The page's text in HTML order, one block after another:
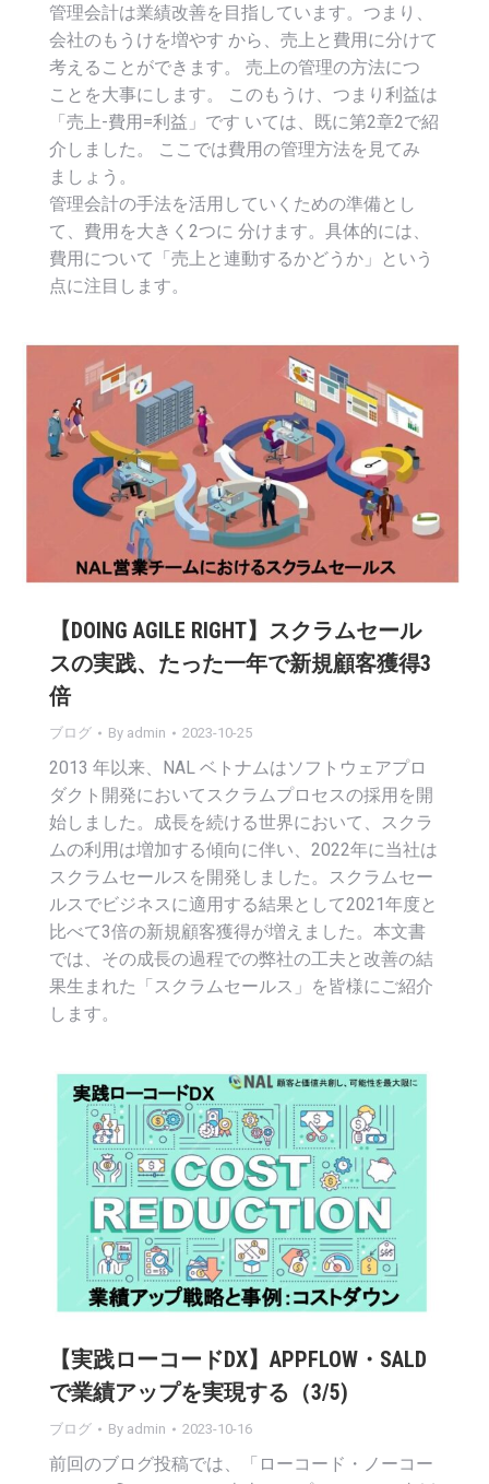
管理会計は業績改善を目指しています。つまり、
会社のもうけを増やす から、売上と費用に分けて
考えることができます。 売上の管理の方法につ
ことを大事にします。 このもうけ、つまり利益は
「売上-費用=利益」です いては、既に第2章2で紹
介しました。 ここでは費用の管理方法を見てみ
ましょう。
管理会計の手法を活用していくための準備とし
て、費用を大きく2つに 分けます。具体的には、
費用について「売上と連動するかどうか」という
点に注目します。
【DOING AGILE RIGHT】スクラムセール
スの実践、たった一年で新規顧客獲得3
倍
ブログ By admin 2023-10-25
2013 年以来、NAL ベトナムはソフトウェアプロ
ダクト開発においてスクラムプロセスの採用を開
始しました。成⻑を続ける世界において、スクラ
ムの利⽤は増加する傾向に伴い、2022年に当社は
スクラムセールスを開発しました。スクラムセー
ルスでビジネスに適用する結果として2021年度と
比べて3倍の新規顧客獲得が増えました。本⽂書
では、その成長の過程での弊社の工夫と改善の結
果生まれた「スクラムセールス」を皆様にご紹介
します。
【実践ローコードDX】APPFLOW・SALD
で業績アップを実現する（3/5)
ブログ By admin 2023-10-16
前回のブログ投稿では、「ローコード・ノーコー